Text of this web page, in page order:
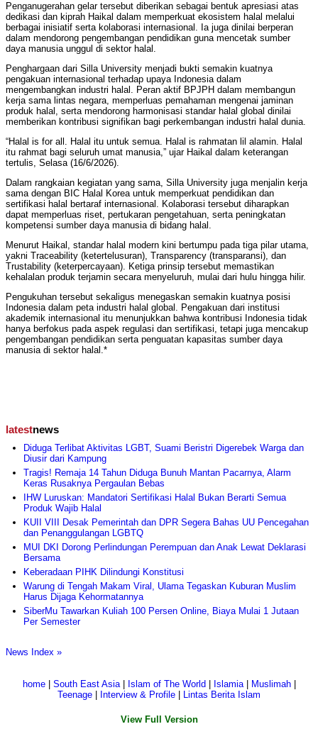
Penganugerahan gelar tersebut diberikan sebagai bentuk apresiasi atas
dedikasi dan kiprah Haikal dalam memperkuat ekosistem halal melalui
berbagai inisiatif serta kolaborasi internasional. Ia juga dinilai berperan
dalam mendorong pengembangan pendidikan guna mencetak sumber
daya manusia unggul di sektor halal.
Penghargaan dari Silla University menjadi bukti semakin kuatnya
pengakuan internasional terhadap upaya Indonesia dalam
mengembangkan industri halal. Peran aktif BPJPH dalam membangun
kerja sama lintas negara, memperluas pemahaman mengenai jaminan
produk halal, serta mendorong harmonisasi standar halal global dinilai
memberikan kontribusi signifikan bagi perkembangan industri halal dunia.
“Halal is for all. Halal itu untuk semua. Halal is rahmatan lil alamin. Halal
itu rahmat bagi seluruh umat manusia,” ujar Haikal dalam keterangan
tertulis, Selasa (16/6/2026).
Dalam rangkaian kegiatan yang sama, Silla University juga menjalin kerja
sama dengan BIC Halal Korea untuk memperkuat pendidikan dan
sertifikasi halal bertaraf internasional. Kolaborasi tersebut diharapkan
dapat memperluas riset, pertukaran pengetahuan, serta peningkatan
kompetensi sumber daya manusia di bidang halal.
Menurut Haikal, standar halal modern kini bertumpu pada tiga pilar utama,
yakni Traceability (ketertelusuran), Transparency (transparansi), dan
Trustability (keterpercayaan). Ketiga prinsip tersebut memastikan
kehalalan produk terjamin secara menyeluruh, mulai dari hulu hingga hilir.
Pengukuhan tersebut sekaligus menegaskan semakin kuatnya posisi
Indonesia dalam peta industri halal global. Pengakuan dari institusi
akademik internasional itu menunjukkan bahwa kontribusi Indonesia tidak
hanya berfokus pada aspek regulasi dan sertifikasi, tetapi juga mencakup
pengembangan pendidikan serta penguatan kapasitas sumber daya
manusia di sektor halal.*
latestnews
Diduga Terlibat Aktivitas LGBT, Suami Beristri Digerebek Warga dan
Diusir dari Kampung
Tragis! Remaja 14 Tahun Diduga Bunuh Mantan Pacarnya, Alarm
Keras Rusaknya Pergaulan Bebas
IHW Luruskan: Mandatori Sertifikasi Halal Bukan Berarti Semua
Produk Wajib Halal
KUII VIII Desak Pemerintah dan DPR Segera Bahas UU Pencegahan
dan Penanggulangan LGBTQ
MUI DKI Dorong Perlindungan Perempuan dan Anak Lewat Deklarasi
Bersama
Keberadaan PIHK Dilindungi Konstitusi
Warung di Tengah Makam Viral, Ulama Tegaskan Kuburan Muslim
Harus Dijaga Kehormatannya
SiberMu Tawarkan Kuliah 100 Persen Online, Biaya Mulai 1 Jutaan
Per Semester
News Index »
home| South East Asia| Islam of The World Islamia| Muslimah|
Teenage
Interview & Profile Lintas Berita Islam
View Full Version